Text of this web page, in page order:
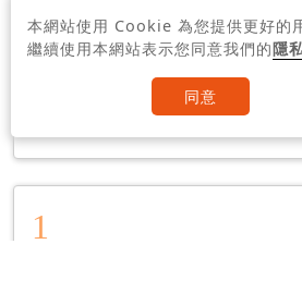
1
漢磊
1
本網站使用 Cookie 為您提供更好的
繼續使用本網站表示您同意我們的隱
同意